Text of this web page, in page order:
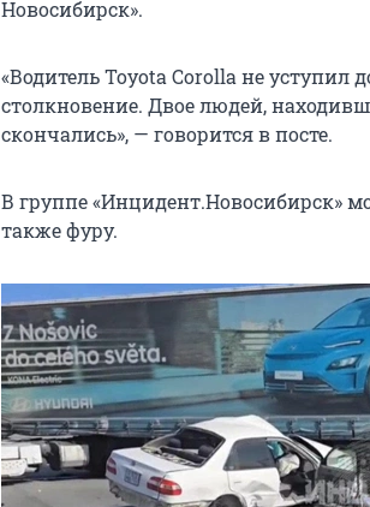
Новосибирск».
«Водитель Toyota Corolla не уступил
столкновение. Двое людей,
скончались», — говорится в посте.
В группе «Инцидент.Новосибирск»
также фуру.